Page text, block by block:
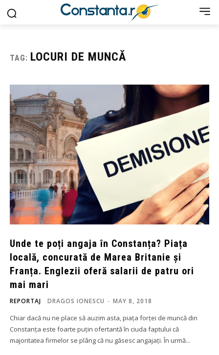
TAG: LOCURI DE MUNCĂ
Unde te poți angaja în Constanța? Piața
locală, concurată de Marea Britanie și
Franța. Englezii oferă salarii de patru ori
mai mari
REPORTAJ DRAGOS IONESCU - MAY 8, 2018
Chiar dacă nu ne place să auzim asta, piața forței de muncă din
Constanța este foarte puțin ofertantă în ciuda faptului că
majoritatea firmelor se plâng că nu găsesc angajați. În urmă...